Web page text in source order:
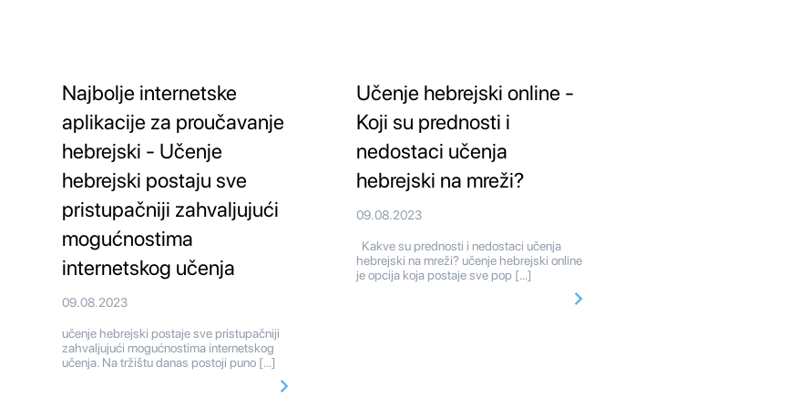
Najbolje internetske
aplikacije za proučavanje
hebrejski - Učenje
hebrejski postaju sve
pristupačniji zahvaljujući
mogućnostima
internetskog učenja
09.08.2023
učenje hebrejski postaje sve pristupačniji
zahvaljujući mogućnostima internetskog
učenja. Na tržištu danas postoji puno […]
Učenje hebrejski online -
Koji su prednosti i
nedostaci učenja
hebrejski na mreži?
09.08.2023
Kakve su prednosti i nedostaci učenja
hebrejski na mreži? učenje hebrejski online
je opcija koja postaje sve pop […]